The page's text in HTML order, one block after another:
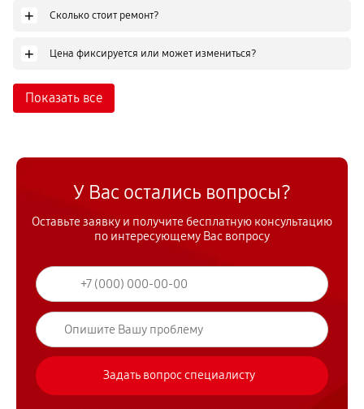
+ Сколько стоит ремонт?
+ Цена фиксируется или может измениться?
Показать все
У Вас остались вопросы?
Оставьте заявку и получите бесплатную консультацию
по интересующему Вас вопросу